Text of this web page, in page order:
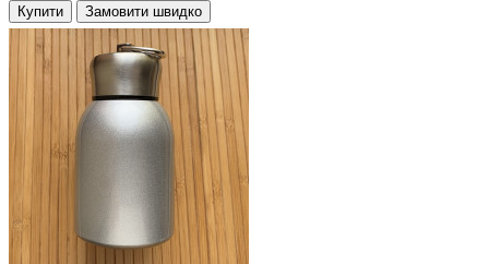
Купити Замовити швидко